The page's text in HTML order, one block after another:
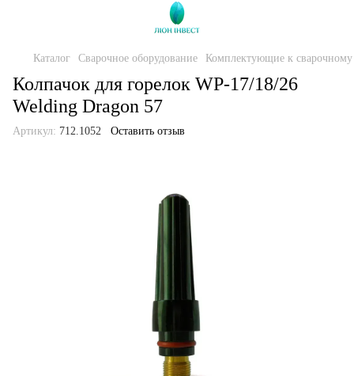
Каталог Сварочное оборудование Комплектующие к
Колпачок для горелок WP-17/18/26
Welding Dragon 57
Артикул: 712.1052 Оставить отзыв